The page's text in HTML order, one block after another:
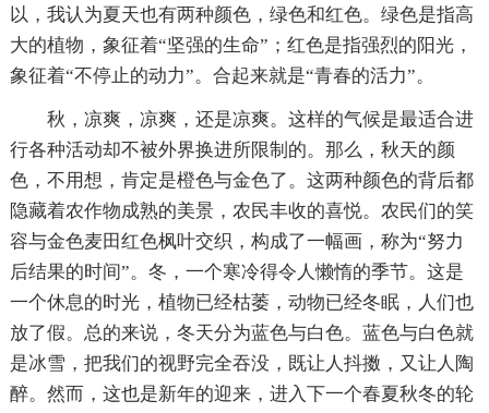
以，我认为夏天也有两种颜色，绿色和红色。绿色是指高
大的植物，象征着“坚强的生命”；红色是指强烈的阳光，
象征着“不停止的动力”。合起来就是“青春的活力”。
秋，凉爽，凉爽，还是凉爽。这样的气候是最适合进
行各种活动却不被外界换进所限制的。那么，秋天的颜
色，不用想，肯定是橙色与金色了。这两种颜色的背后都
隐藏着农作物成熟的美景，农民丰收的喜悦。农民们的笑
容与金色麦田红色枫叶交织，构成了一幅画，称为“努力
后结果的时间”。冬，一个寒冷得令人懒惰的季节。这是
一个休息的时光，植物已经枯萎，动物已经冬眠，人们也
放了假。总的来说，冬天分为蓝色与白色。蓝色与白色就
是冰雪，把我们的视野完全吞没，既让人抖擞，又让人陶
醉。然而，这也是新年的迎来，进入下一个春夏秋冬的轮